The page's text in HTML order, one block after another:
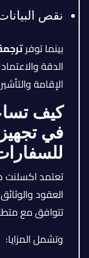
نقص
بينما توفر
الدقة
الإقامة
كيف
في
تعتمد
العقود
تتوافق مع
وتشمل المزايا: